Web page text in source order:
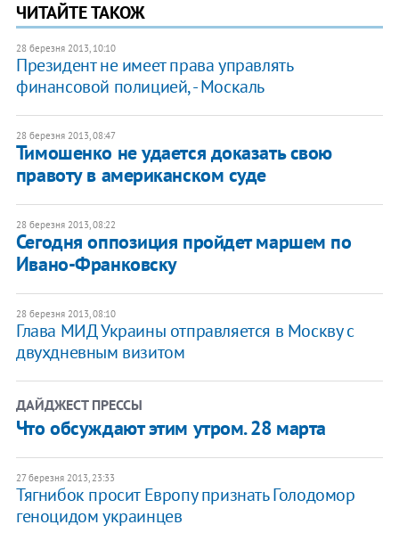
ЧИТАЙТЕ ТАКОЖ
28 березня 2013, 10:10
Президент не имеет права управлять
финансовой полицией, - Москаль
28 березня 2013, 08:47
Тимошенко не удается доказать свою
правоту в американском суде
28 березня 2013, 08:22
Сегодня оппозиция пройдет маршем по
Ивано-Франковску
28 березня 2013, 08:10
Глава МИД Украины отправляется в Москву с
двухдневным визитом
ДАЙДЖЕСТ ПРЕССЫ
Что обсуждают этим утром. 28 марта
27 березня 2013, 23:33
Тягнибок просит Европу признать Голодомор
геноцидом украинцев